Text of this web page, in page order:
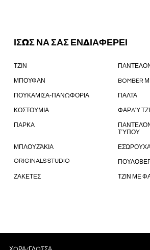
ΙΣΩΣ ΝΑ ΣΑΣ ΕΝΔΙΑΦΕΡΕΙ
ΤΖΙΝ
ΜΠΟΥΦΑΝ BOMBER
ΠΟΥΚΑΜΙΣΑ-ΠΑΝΩΦΟΡΙΑ ΠΑΛΤΑ
ΚΟΣΤΟΥΜΙΑ ΦΑΡΔΎ
ΠΑΡΚΑ
ΤΎΠΟΥ
ΜΠΛΟΥΖΆΚΙΑ
ORIGINALS STUDIO
ΖΑΚΕΤΕΣ ΤΖΙΝ ΜΕ